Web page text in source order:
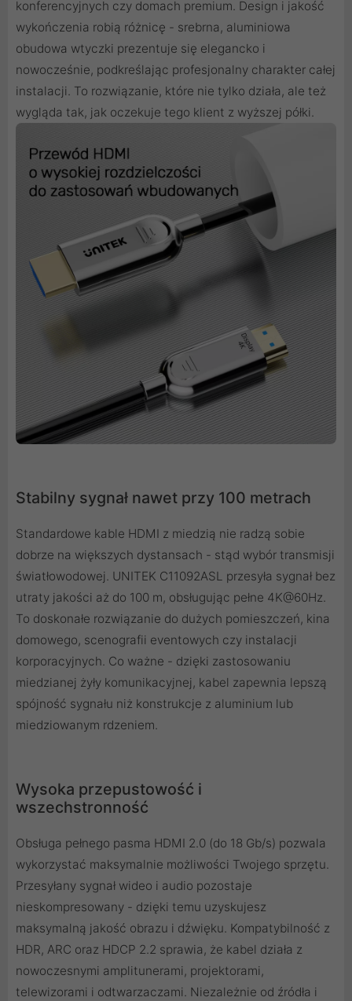
konferencyjnych czy domach premium. Design i jakość
wykończenia robią różnicę - srebrna, aluminiowa
obudowa wtyczki prezentuje się elegancko i
nowocześnie, podkreślając profesjonalny charakter całej
instalacji. To rozwiązanie, które nie tylko działa, ale też
wygląda tak, jak oczekuje tego klient z wyższej półki.
Stabilny sygnał nawet przy 100 metrach
Standardowe kable HDMI z miedzią nie radzą sobie
dobrze na większych dystansach - stąd wybór transmisji
światłowodowej. UNITEK C11092ASL przesyła sygnał bez
utraty jakości aż do 100 m, obsługując pełne 4K@60Hz.
To doskonałe rozwiązanie do dużych pomieszczeń, kina
domowego, scenografii eventowych czy instalacji
korporacyjnych. Co ważne - dzięki zastosowaniu
miedzianej żyły komunikacyjnej, kabel zapewnia lepszą
spójność sygnału niż konstrukcje z aluminium lub
miedziowanym rdzeniem.
Wysoka przepustowość i
wszechstronność
Obsługa pełnego pasma HDMI 2.0 (do 18 Gb/s) pozwala
wykorzystać maksymalnie możliwości Twojego sprzętu.
Przesyłany sygnał wideo i audio pozostaje
nieskompresowany - dzięki temu uzyskujesz
maksymalną jakość obrazu i dźwięku. Kompatybilność z
HDR, ARC oraz HDCP 2.2 sprawia, że kabel działa z
nowoczesnymi amplitunerami, projektorami,
telewizorami i odtwarzaczami. Niezależnie od źródła i